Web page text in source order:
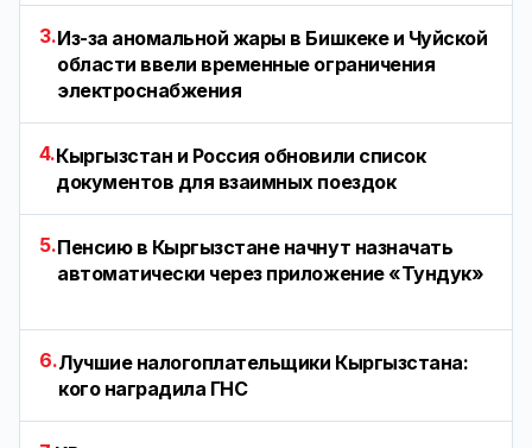
3.Из-за аномальной жары в Бишкеке и Чуйской
области ввели временные ограничения
электроснабжения
4.Кыргызстан и Россия обновили список
документов для взаимных поездок
5.Пенсию в Кыргызстане начнут назначать
автоматически через приложение «Тундук»
6.Лучшие налогоплательщики Кыргызстана:
кого наградила ГНС